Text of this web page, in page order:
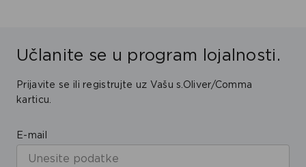
Učlanite se u program lojalnosti.
Prijavite se ili registrujte uz Vašu s.Oliver/Comma
karticu.
E-mail